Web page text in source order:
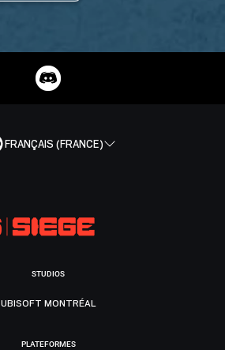
FRANÇAIS (FRANCE)
STUDIOS
UBISOFT MONTRÉAL
PLATEFORMES